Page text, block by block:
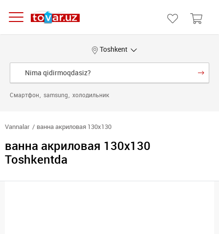
Toshkent
Смартфон samsung холодильник
Vannalar ванна акриловая 130х130
ванна акриловая 130х130
Toshkentda